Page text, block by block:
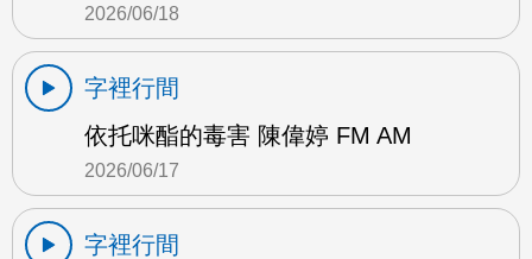
2026/06/18
字裡行間
依托咪酯的毒害 陳偉婷 FM AM
2026/06/17
字裡行間